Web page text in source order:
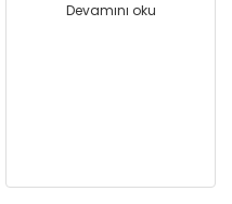
Devamını oku